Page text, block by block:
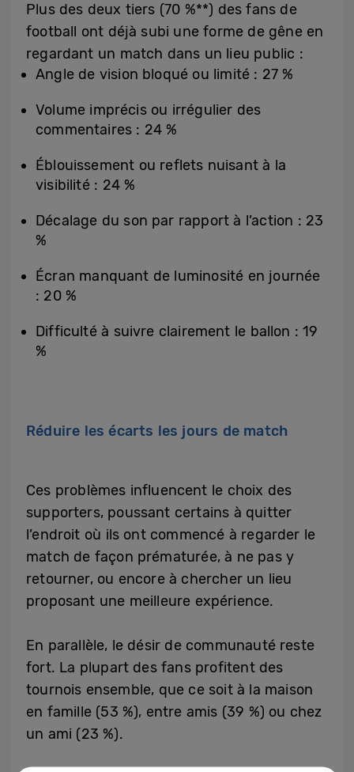
Plus des deux tiers (70 %**) des fans de
football ont déjà subi une forme de gêne en
regardant un match dans un lieu public :
Angle de vision bloqué ou limité : 27 %
Volume imprécis ou irrégulier des
commentaires : 24 %
Éblouissement ou reflets nuisant à la
visibilité : 24 %
Décalage du son par rapport à l’action : 23
%
Écran manquant de luminosité en journée
: 20 %
Difficulté à suivre clairement le ballon : 19
%
Réduire les écarts les jours de match
Ces problèmes influencent le choix des
supporters, poussant certains à quitter
l’endroit où ils ont commencé à regarder le
match de façon prématurée, à ne pas y
retourner, ou encore à chercher un lieu
proposant une meilleure expérience.
En parallèle, le désir de communauté reste
fort. La plupart des fans profitent des
tournois ensemble, que ce soit à la maison
en famille (53 %), entre amis (39 %) ou chez
un ami (23 %).